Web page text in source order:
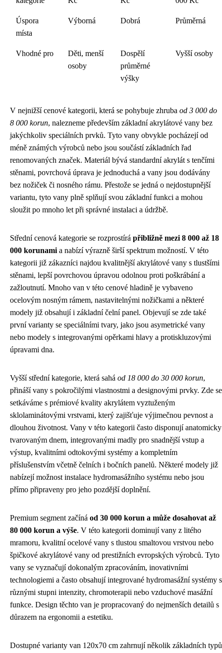
Úspora
místa
Výborná Dobrá Průměrná
Vhodné pro
Děti, menší
osoby
Dospělí
průměrné
výšky
Vyšší osoby
V nejnižší cenové kategorii, která se pohybuje zhruba od 3 000 do
8 000 korun, nalezneme především základní akrylátové vany bez
jakýchkoliv speciálních prvků. Tyto vany obvykle pocházejí od
méně známých výrobců nebo jsou součástí základních řad
renomovaných značek. Materiál bývá standardní akrylát s tenčími
stěnami, povrchová úprava je jednoduchá a vany jsou dodávány
bez nožiček či nosného rámu. Přestože se jedná o nejdostupnější
variantu, tyto vany plně splňují svou základní funkci a mohou
sloužit po mnoho let při správné instalaci a údržbě.
Střední cenová kategorie se rozprostírá přibližně mezi 8 000 až 18
000 korunami a nabízí výrazně širší spektrum možností. V této
kategorii již zákazníci najdou kvalitnější akrylátové vany s tlustšími
stěnami, lepší povrchovou úpravou odolnou proti poškrábání a
zažloutnutí. Mnoho van v této cenové hladině je vybaveno
ocelovým nosným rámem, nastavitelnými nožičkami a některé
modely již obsahují i základní čelní panel. Objevují se zde také
první varianty se speciálními tvary, jako jsou asymetrické vany
nebo modely s integrovanými opěrkami hlavy a protiskluzovými
úpravami dna.
Vyšší střední kategorie, která sahá od 18 000 do 30 000 korun,
přináší vany s pokročilými vlastnostmi a designovými prvky. Zde se
setkáváme s prémiové kvality akrylátem vyztuženým
sklolaminátovými vrstvami, který zajišťuje výjimečnou pevnost a
dlouhou životnost. Vany v této kategorii často disponují anatomicky
tvarovaným dnem, integrovanými madly pro snadnější vstup a
výstup, kvalitními odtokovými systémy a kompletním
příslušenstvím včetně čelních i bočních panelů. Některé modely již
nabízejí možnost instalace hydromasážního systému nebo jsou
přímo připraveny pro jeho pozdější doplnění.
Premium segment začíná od 30 000 korun a může dosahovat až
80 000 korun a výše. V této kategorii dominují vany z litého
mramoru, kvalitní ocelové vany s tlustou smaltovou vrstvou nebo
špičkové akrylátové vany od prestižních evropských výrobců. Tyto
vany se vyznačují dokonalým zpracováním, inovativními
technologiemi a často obsahují integrované hydromasážní systémy s
různými stupni intenzity, chromoterapii nebo vzduchové masážní
funkce. Design těchto van je propracovaný do nejmenších detailů s
důrazem na ergonomii a estetiku.
Dostupné varianty van 120x70 cm zahrnují několik základních typů